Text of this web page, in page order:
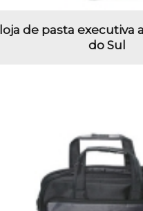
loja de pasta executiva
do Sul